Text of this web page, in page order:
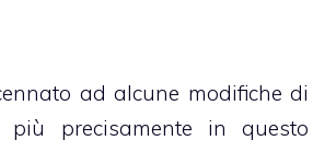
ad alcune modifiche di
più precisamente in questo